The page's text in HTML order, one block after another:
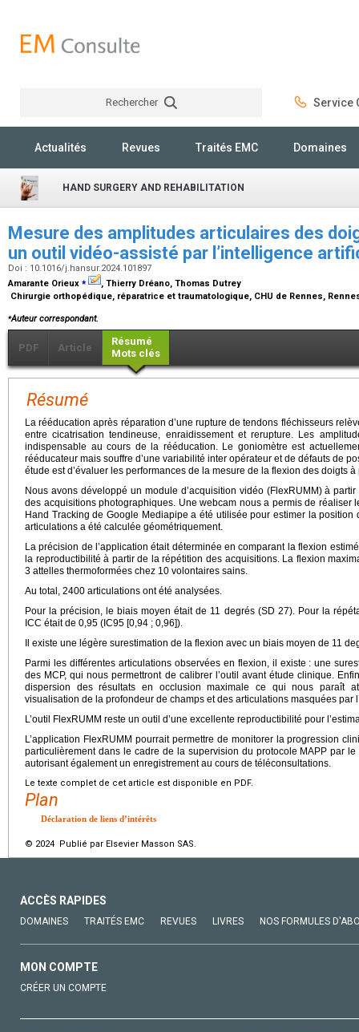
Rechercher Service
Actualités Revues Traités EMC Domaines
HAND SURGERY AND REHABILITATION
Mesure des amplitudes articulaires des
un outil vidéo-assisté par l’intelligence
Doi : 10.1016/j.hansur.2024.101897
Amarante Orieux ⁎
, Thierry Dréano, Thomas Dutrey
Chirurgie orthopédique, réparatrice et traumatologique, CHU de Rennes,
⁎Auteur correspondant.
PDF Article
Résumé
Mots clés
Résumé
La rééducation après réparation d’une rupture de tendons fléchisseurs
entre cicatrisation tendineuse, enraidissement et rerupture. Les
indispensable au cours de la rééducation. Le goniomètre est
rééducateur mais souffre d’une variabilité inter opérateur et de défauts de
étude est d’évaluer les performances de la mesure de la flexion des doigts
Nous avons développé un module d’acquisition vidéo (FlexRUMM) à
des acquisitions photographiques. Une webcam nous a permis de réaliser
Hand Tracking de Google Mediapipe a été utilisée pour estimer la position
articulations a été calculée géométriquement.
La précision de l’application était déterminée en comparant la flexion
la reproductibilité à partir de la répétition des acquisitions. La flexion
3 attelles thermoformées chez 10 volontaires sains.
Au total, 2400 articulations ont été analysées.
Pour la précision, le biais moyen était de 11 degrés (SD 27). Pour la
ICC était de 0,95 (IC95 [0,94 ; 0,96]).
Il existe une légère surestimation de la flexion avec un biais moyen de 11
Parmi les différentes articulations observées en flexion, il existe : une
des MCP, qui nous permettront de calibrer l’outil avant étude clinique.
dispersion des résultats en occlusion maximale ce qui nous paraît
visualisation de la profondeur de champs et des articulations masquées par
L’outil FlexRUMM reste un outil d’une excellente reproductibilité pour
L’application FlexRUMM pourrait permettre de monitorer la progression
particulièrement dans le cadre de la supervision du protocole MAPP par
autorisant également un enregistrement au cours de téléconsultations.
Le texte complet de cet article est disponible en PDF.
Plan
Déclaration de liens d’intérêts
© 2024 Publié par Elsevier Masson SAS.
ACCÈS RAPIDES
DOMAINES TRAITÉS EMC REVUES LIVRES NOS FORMULES
MON COMPTE
CRÉER UN COMPTE